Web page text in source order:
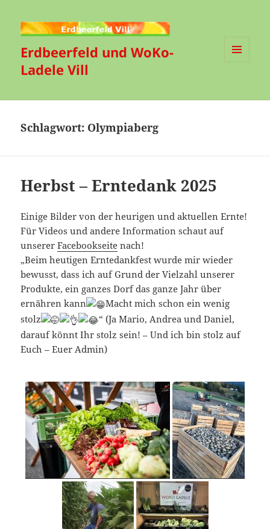
Erdbeerfeld und WoKo-
Ladele Vill
Schlagwort: Olympiaberg
Herbst – Erntedank 2025
Einige Bilder von der heurigen und aktuellen Ernte!
Für Videos und andere Information schaut auf
unsererFacebookseite nach!
„Beim heutigen Erntedankfest wurde mir wieder
bewusst, dass ich auf Grund der Vielzahl unserer
Produkte, ein ganzes Dorf das ganze Jahr über
ernähren kann
Macht mich schon ein wenig
stolz
“ (Ja Mario, Andrea und Daniel,
darauf könnt Ihr stolz sein! – Und ich bin stolz auf
Euch – Euer Admin)